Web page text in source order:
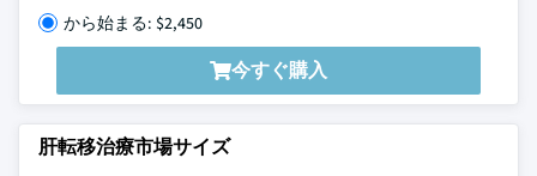
から始まる: $2,450
今すぐ購入
肝転移治療市場サイズ